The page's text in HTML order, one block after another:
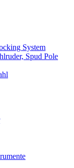
System
Spud Pole